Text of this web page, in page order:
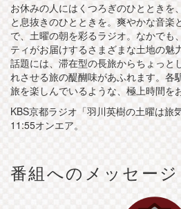
お休みの人にはくつろぎのひとときを
と息抜きのひとときを。爽やかな音楽
で、土曜の朝を彩るラジオ。なかでも
ティがお届けするさまざまな土地の魅
話題には、滞在型の長旅からちょっと
れさせる旅の醍醐味があふれます。各
旅を楽しんでいるような、極上時間を
KBS京都ラジオ「羽川英樹の土曜は旅
11:55オンエア。
番組へのメッセージ